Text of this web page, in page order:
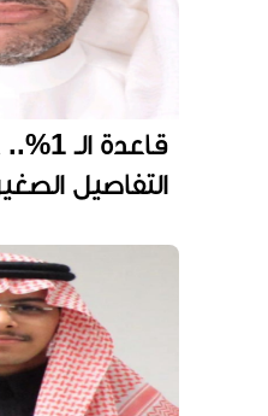
قاعدة
التفاصيل